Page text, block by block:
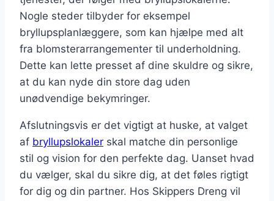
Nogle steder tilbyder for eksempel
bryllupsplanlæggere, som kan hjælpe med alt
fra blomsterarrangementer til underholdning.
Dette kan lette presset af dine skuldre og sikre,
at du kan nyde din store dag uden
unødvendige bekymringer.
Afslutningsvis er det vigtigt at huske, at valget
af bryllupslokaler skal matche din personlige
stil og vision for den perfekte dag. Uanset hvad
du vælger, skal du sikre dig, at det føles rigtigt
for dig og din partner. Hos Skippers Dreng vil